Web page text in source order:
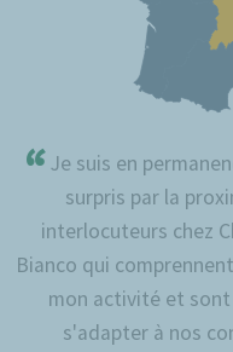
“Je suis en
surpris par la
interlocuteurs chez
Bianco qui
mon activité et sont
s'adapter à nos